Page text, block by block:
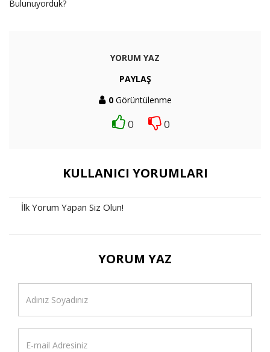
Bulunuyorduk?
YORUM YAZ
PAYLAŞ
0Görüntülenme
0 0
KULLANICI YORUMLARI
İlk Yorum Yapan Siz Olun!
YORUM YAZ